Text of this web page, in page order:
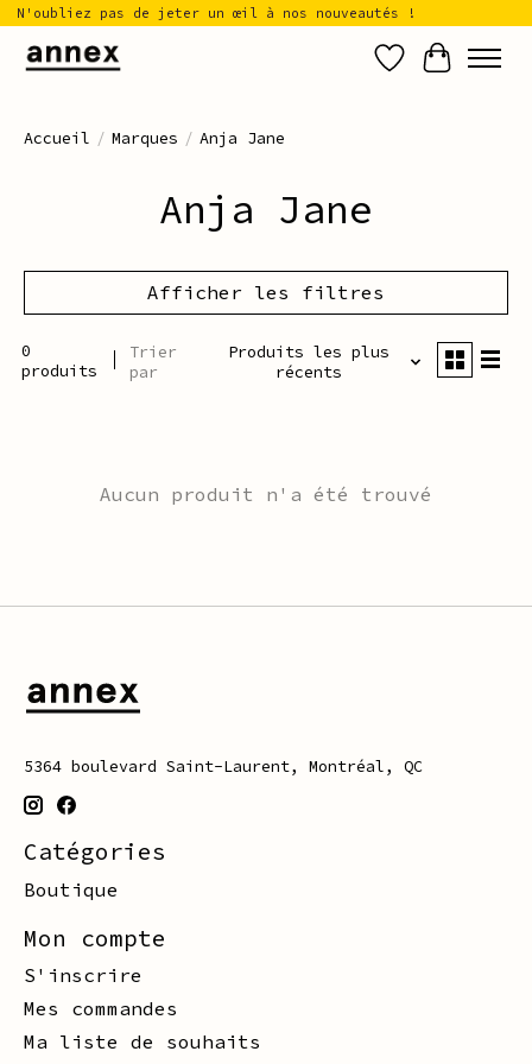
N'oubliez pas de jeter un œil à nos nouveautés !
Liste de
Panier
Accueil / Marques / Anja Jane
Anja Jane
Afficher les filtres
0
produits
Trier
par
Produits les plus
récents
Aucun produit n'a été trouvé
5364 boulevard Saint-Laurent, Montréal, QC
Catégories
Boutique
Mon compte
S'inscrire
Mes commandes
Ma liste de souhaits